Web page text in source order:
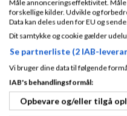
Måle annonceringseffektivitet.
forskellige kilder. Udvikle og
Data kan deles uden for EU og
Dit samtykke og cookie gælder
Se partnerliste (2 IAB-
Vi bruger dine data til følgende
IAB's behandlingsformål:
Opbevare og/eller tilgå